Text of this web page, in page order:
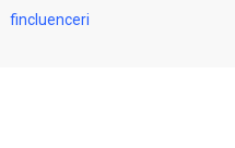
fincluenceri